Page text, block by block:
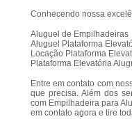
Conhecendo nossa
Aluguel de Empilhadeiras
Aluguel Plataforma
Locação Plataforma
Plataforma Elevatória
Entre em contato com
que precisa. Além dos
com Empilhadeira para
em contato agora e tire